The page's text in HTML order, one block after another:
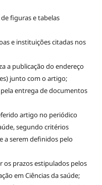
figuras e tabelas
e instituições citadas nos
a publicação do endereço
junto com o artigo;
entrega de documentos
artigo no periódico
segundo critérios
a serem definidos pelo
prazos estipulados pelos
em Ciências da saúde;